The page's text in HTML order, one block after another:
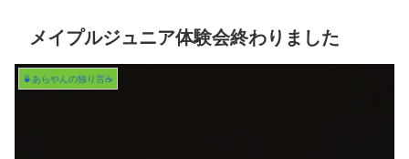
メイプルジュニア体験会終わりました
🍵あらやんの独り言☕️